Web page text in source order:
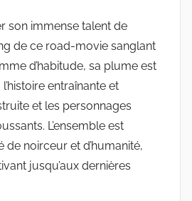
son immense talent de
de ce road-movie sanglant
d’habitude, sa plume est
entraînante et
et les personnages
L’ensemble est
noirceur et d’humanité,
jusqu’aux dernières